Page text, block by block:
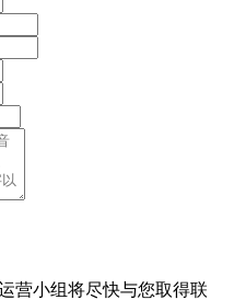
营小组将尽快与您取得联